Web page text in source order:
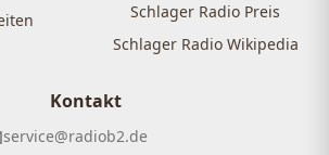
Schlager Radio Preis
Schlager Radio Wikipedia
Kontakt
service@radiob2.de